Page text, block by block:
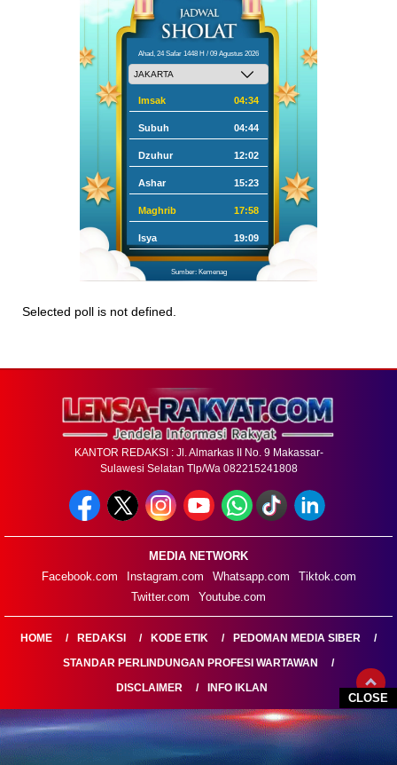
CLOSE
Ahad, 24 Safar 1448 H / 09 Agustus 2026
Imsak 04:34
Subuh 04:44
Dzuhur 12:02
Ashar 15:23
Maghrib 17:58
Isya 19:09
Sumber: Kemenag
Selected poll is not defined.
KANTOR REDAKSI : Jl. Almarkas II No. 9 Makassar-
Sulawesi Selatan Tlp/Wa 082215241808
MEDIA NETWORK
Facebook.com
Instagram.com Whatsapp.com
Tiktok.com
Twitter.com
Youtube.com
HOME REDAKSI KODE ETIK
PEDOMAN MEDIA SIBER
STANDAR PERLINDUNGAN PROFESI WARTAWAN
DISCLAIMER
INFO IKLAN
LENSARAKYAT.COM@2026